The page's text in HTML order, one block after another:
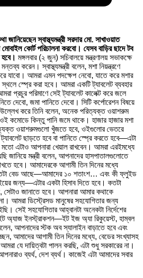
জানিয়েছেন স্বাস্থ্যমন্ত্রী সরদার মো. সাখাওয়াত
কোর্ট পরিচালনা করবো। যেসব বাড়ির ছাদে টব
মঙ্গলবার (২ জুন) সচিবালয়ে মন্ত্রণালয় সভাকক্ষে
করেন। স্বাস্থ্যমন্ত্রী বলেন, মশা নিয়ন্ত্রণে
যাবো। আমরা এমন পদক্ষেপ নেবো, যাতে করে মশার
স্প্রে করা হবে। আমরা একটি ট্যাবলেট ব্যবহার
প্রচুর পরিমাণে সেই ট্যাবলেট কালেক্ট করে জলে
দেবো, জমা পানিতে দেবো। সিটি কর্পোরেশন বিষয়ে
করে তিনি বলেন, অনেক পরিত্যক্ত ওয়াশরুম
কিন্তু পানি জমে থাকে। হাজার হাজার মশা
ওয়াশরুমগুলো খুঁজতে হবে, ওইগুলোর ভেতরে
ছাড়তে হবে বা পানিতে স্প্রে করতে হবে—এটা
মতো এটাও আপনারা খেয়াল রাখবেন। আমরা এরইমধ্যে
মন্ত্রী বলেন, আপনাদের হাসপাতালগুলোতে
হবে। আমাদেরকে আগামী তিন দিনের মধ্যে
বেড আছে—আমাদের ১০ শতাংশ… এবং কী ফ্লুইড
জন্য—এটার একটা হিসাব দিতে হবে। কতটা
সেটাও জানাতে হবে। আপনারা আমার কথাকে
আমরা ডিস্ট্রেসড মানুষের সহযোগিতার জন্য
সেই সহযোগিতার আহ্বানটা অনেকটা নির্দেশের
ইট অ্যাজ ইনস্ট্রাকশন—ইট ইজ অ্যা রিকুয়েস্ট, হাম্বল
আপনাদের স্টক অব স্যালাইন বাড়াতে হবে এবং
আমাদের আগামী তিন দিনের মধ্যে, বেডের সংখ্যাসহ
যে দায়িত্বটা পালন করছি, এটা শুধু সরকারের না।
ব্যর্থ, দেশ ব্যর্থ। কাজেই এটা আমাদের সবার